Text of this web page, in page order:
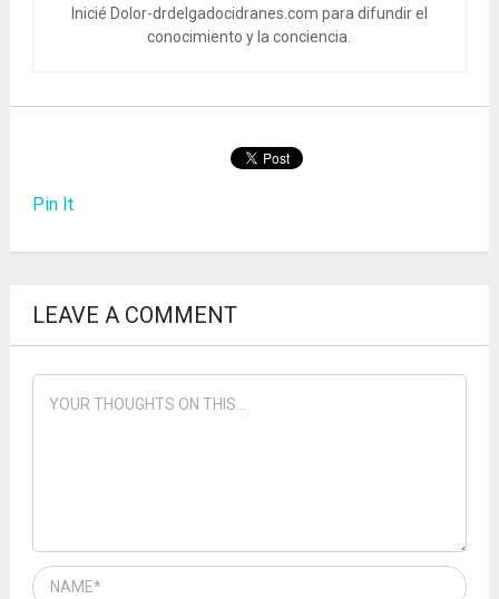
Inicié Dolor-drdelgadocidranes.com para difundir el
conocimiento y la conciencia.
Pin It
LEAVE A COMMENT